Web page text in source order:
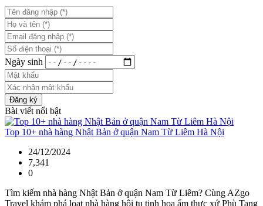
Ngày sinh
Đăng ký
Bài viết nổi bật
Top 10+ nhà hàng Nhật Bản ở quận Nam Từ Liêm Hà Nội
24/12/2024
7,341
0
Tìm kiếm nhà hàng Nhật Bản ở quận Nam Từ Liêm? Cùng AZgo
Travel khám phá loạt nhà hàng hội tụ tinh hoa ẩm thực xứ Phù Tang